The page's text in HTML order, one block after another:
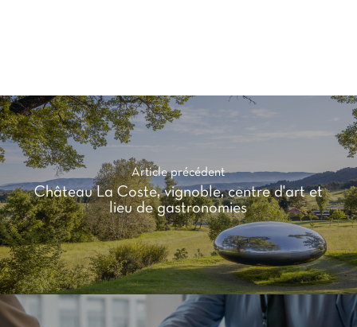
Article précédent
Château La Coste, vignoble, centre d'art et
lieu de gastronomies